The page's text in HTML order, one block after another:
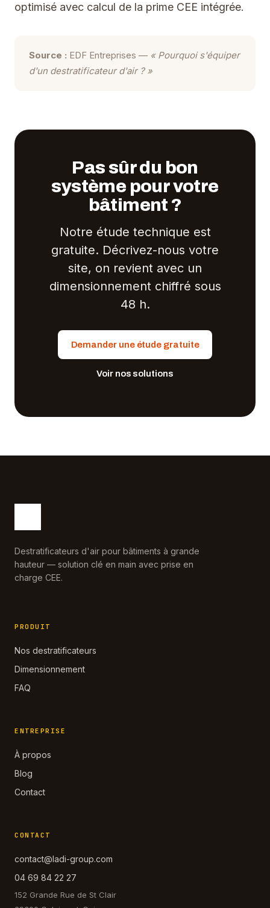
optimisé avec calcul de la prime CEE intégrée.
Source : EDF Entreprises — « Pourquoi s'équiper
d'un destratificateur d'air ? »
Pas sûr du bon
système pour votre
bâtiment ?
Notre étude technique est
gratuite. Décrivez-nous votre
site, on revient avec un
dimensionnement chiffré sous
48 h.
Demander une étude gratuite
Voir nos solutions
Destratificateurs d'air pour bâtiments à grande
hauteur — solution clé en main avec prise en
charge CEE.
PRODUIT
Nos destratificateurs
Dimensionnement
FAQ
ENTREPRISE
À propos
Blog
Contact
CONTACT
contact@ladi-group.com
04 69 84 22 27
152 Grande Rue de St Clair